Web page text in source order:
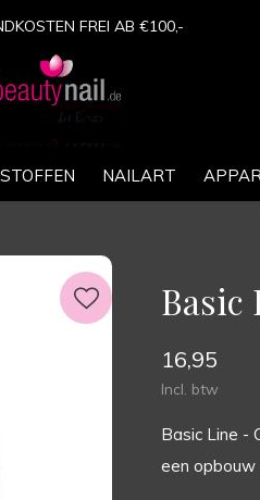
NAILART
FREI AB €100,-
Basic
16,95
Incl. btw
Basic Line -
een opbouw